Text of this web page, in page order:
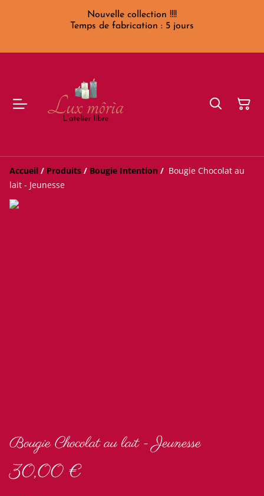
Nouvelle collection !!!!
Temps de fabrication : 5 jours
Accueil / Produits / Bougie Intention / Bougie Chocolat au
lait - Jeunesse
Bougie Chocolat au lait - Jeunesse
30,00 €